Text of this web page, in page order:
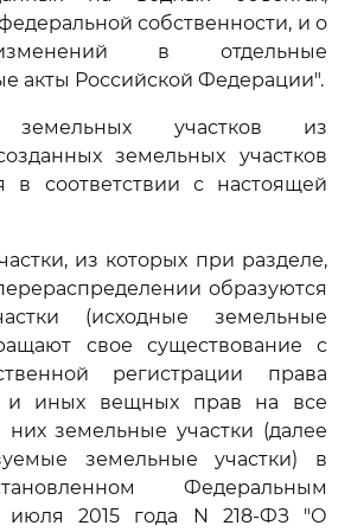
собственности, и о
в отдельные
акты Российской Федерации".
земельных участков из
земельных участков
в соответствии с настоящей
из которых при разделе,
образуются
(исходные земельные
свое существование с
регистрации права
и иных вещных прав на все
земельные участки (далее
земельные участки) в
Федеральным
июля 2015 года N 218-ФЗ "О